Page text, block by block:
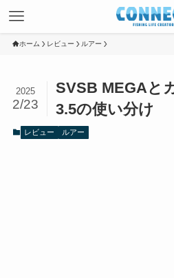
ホーム レビュー ルアー
SVSB MEGAと
3.5の使い分け
2025
2/23
レビュー ルアー